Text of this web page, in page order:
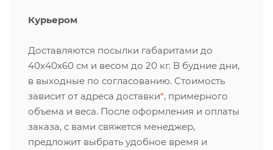
Курьером
Доставляются посылки габаритами до
40х40х60 см и весом до 20 кг. В будние дни,
в выходные по согласованию. Стоимость
зависит от адреса доставки*, примерного
объема и веса. После оформления и оплаты
заказа, с вами свяжется менеджер,
предложит выбрать удобное время и